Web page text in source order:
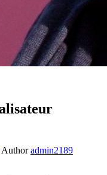
Author admin2189